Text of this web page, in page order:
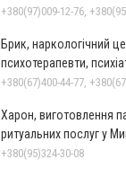
Брик, наркологічний
психотерапевти,
+380(67)400-44-77,
Харон, виготовлення
ритуальних послуг у
+380(95)324-30-08